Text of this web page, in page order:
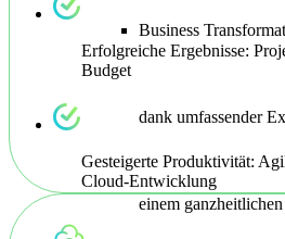
Business
dank umfassender
einem
Erfolgreiche Ergebnisse:
Budget
Gesteigerte Produktivität:
Cloud-Entwicklung